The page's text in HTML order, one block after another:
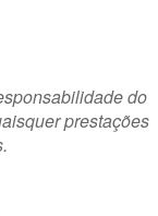
do
prestações